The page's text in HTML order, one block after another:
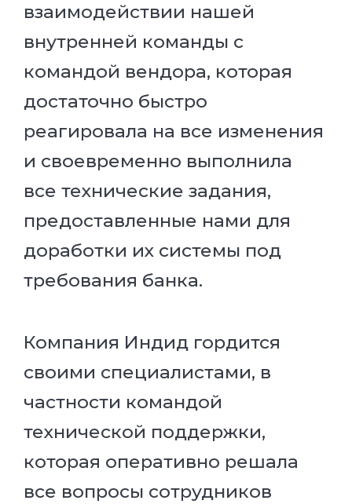
взаимодействии нашей
внутренней команды с
командой вендора, которая
достаточно быстро
реагировала на все изменения
и своевременно выполнила
все технические задания,
предоставленные нами для
доработки их системы под
требования банка.
Компания Индид гордится
своими специалистами, в
частности командой
технической поддержки,
которая оперативно решала
все вопросы сотрудников